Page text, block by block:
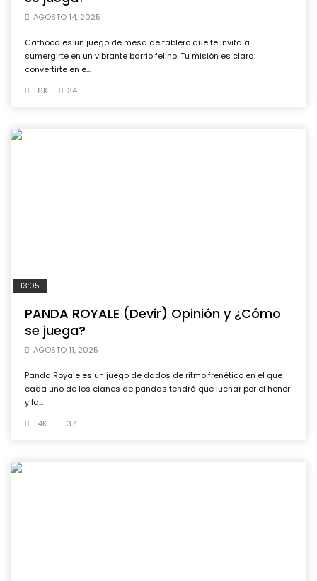
AGOSTO 14, 2025
Cathood es un juego de mesa de tablero que te invita a
sumergirte en un vibrante barrio felino. Tu misión es clara:
convertirte en e...
1.6K
34
13:05
PANDA ROYALE (Devir) Opinión y ¿Cómo
se juega?
AGOSTO 11, 2025
Panda Royale es un juego de dados de ritmo frenético en el que
cada uno de los clanes de pandas tendrá que luchar por el honor
y la...
1.4K
37